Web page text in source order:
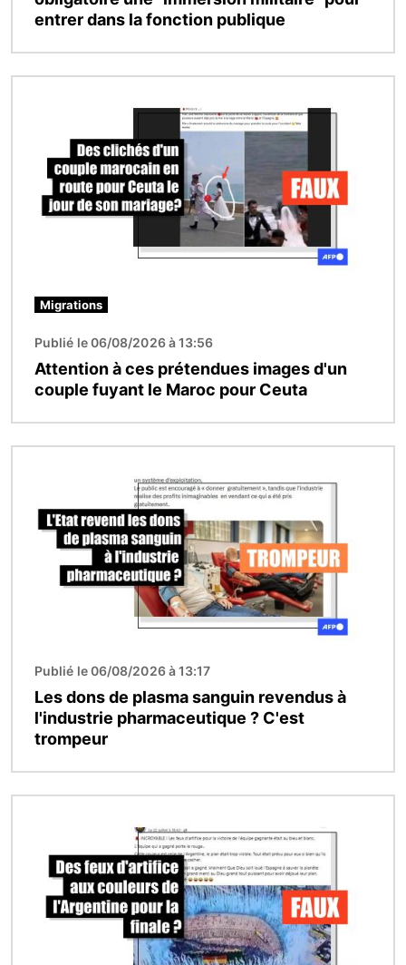
entrer dans la fonction publique
Migrations
Publié le 06/08/2026 à 13:56
Attention à ces prétendues images d'un
couple fuyant le Maroc pour Ceuta
Publié le 06/08/2026 à 13:17
Les dons de plasma sanguin revendus à
l'industrie pharmaceutique ? C'est
trompeur